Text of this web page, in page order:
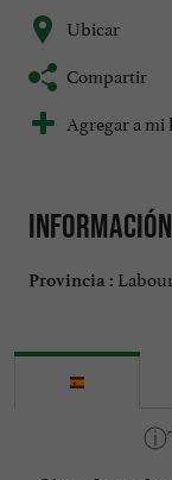
Ubicar
Compartir
Agregar a mi
Provincia :